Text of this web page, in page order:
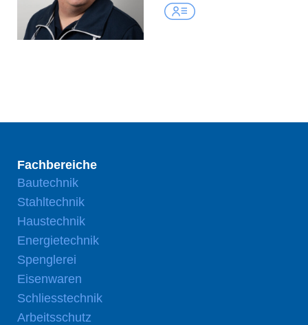
Fachbereiche
Bautechnik
Stahltechnik
Haustechnik
Energietechnik
Spenglerei
Eisenwaren
Schliesstechnik
Arbeitsschutz